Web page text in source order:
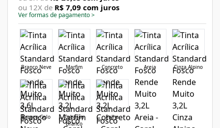
ou 12X de R$ 7,09 com juros
Ver formas de pagamento>
Branco Neve Marfim Concreto Areia Cinza Alpino
Branco Gelo
Tubarão
Branco
Palha